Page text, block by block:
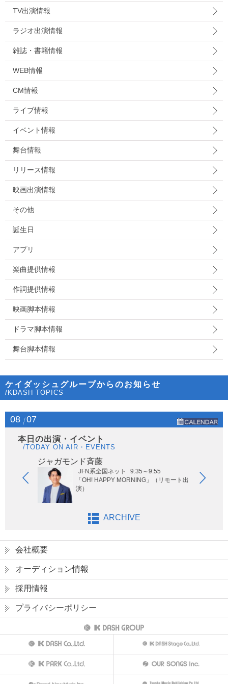
TV出演情報
ラジオ出演情報
雑誌・書籍情報
WEB情報
CM情報
ライブ情報
イベント情報
舞台情報
リリース情報
映画出演情報
その他
誕生日
アプリ
楽曲提供情報
作詞提供情報
映画脚本情報
ドラマ脚本情報
舞台脚本情報
ケイダッシュグループからのお知らせ
/KDASH TOPICS
08 07
本日の出演・イベント
/TODAY ON AIR・EVENTS
ジャガモンド斉藤
JFN系全国ネット
9:35～9:55
「OH! HAPPY MORNING」（リモート出
演）
ARCHIVE
会社概要
オーディション情報
採用情報
プライバシーポリシー